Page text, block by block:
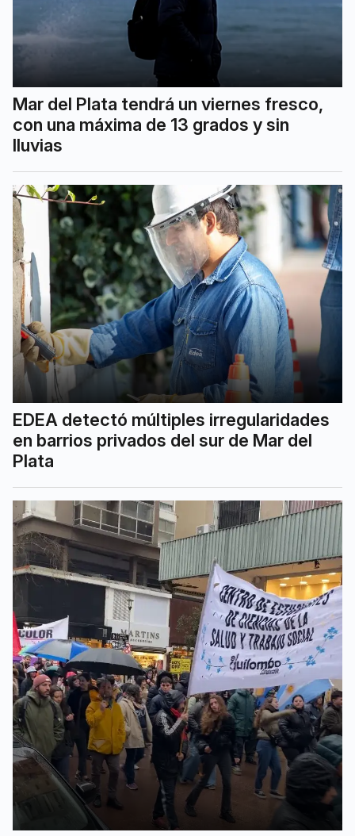
Mar del Plata tendrá un viernes fresco,
con una máxima de 13 grados y sin
lluvias
EDEA detectó múltiples irregularidades
en barrios privados del sur de Mar del
Plata